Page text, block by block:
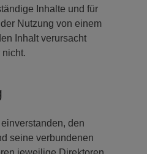
Inhalte und für
Nutzung von einem
Inhalt verursacht
den
seine verbundenen